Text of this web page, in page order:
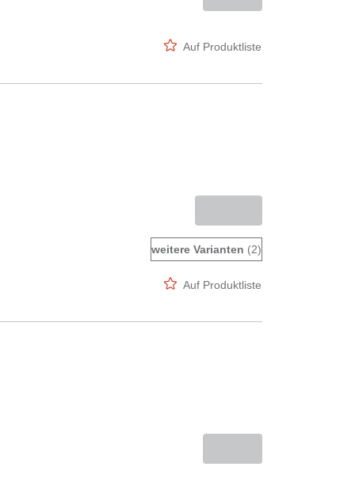
Auf Produktliste
weitere Varianten (2)
Auf Produktliste